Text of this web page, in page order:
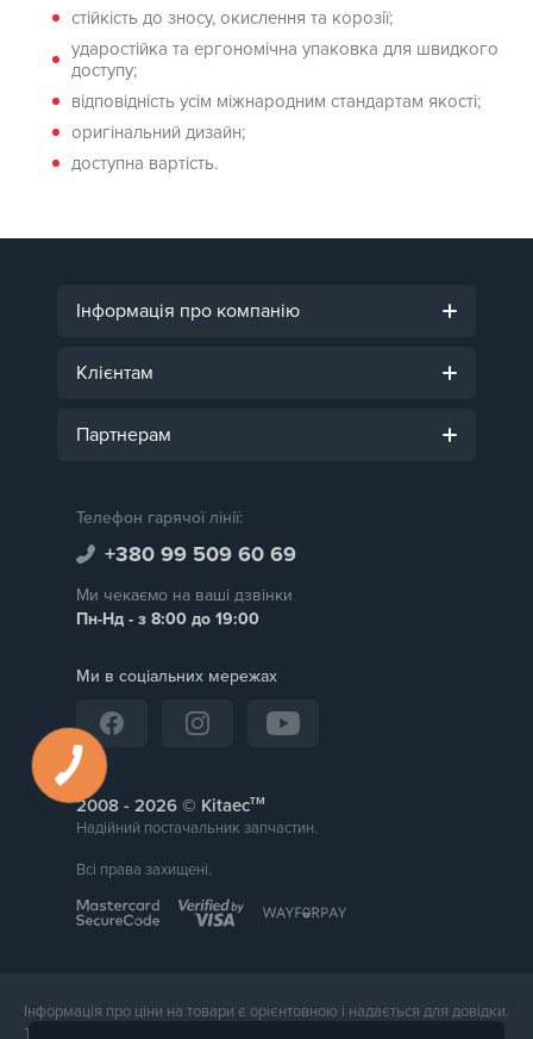
стійкість до зносу, окислення та корозії;
ударостійка та ергономічна упаковка для швидкого
доступу;
відповідність усім міжнародним стандартам якості;
оригінальний дизайн;
доступна вартість.
Інформація про компанію
Клієнтам
Партнерам
Телефон гарячої лінії:
+380 99 509 60 69
Ми чекаємо на ваші дзвінки
Пн-Нд - з 8:00 до 19:00
Ми в соціальних мережах
2008 - © Kitaecтм
Надійний постачальник запчастин.
Всі права захищені.
Інформація про ціни на товари є орієнтовною і надається для довідки.
Точна вартість товару буде названа менеджером магазину при